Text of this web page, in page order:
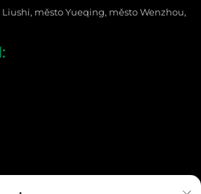
město Yueqing, město Wenzhou,